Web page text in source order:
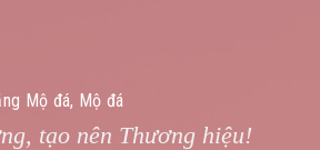
Mộ đá, Mộ đá
tạo nên Thương hiệu!